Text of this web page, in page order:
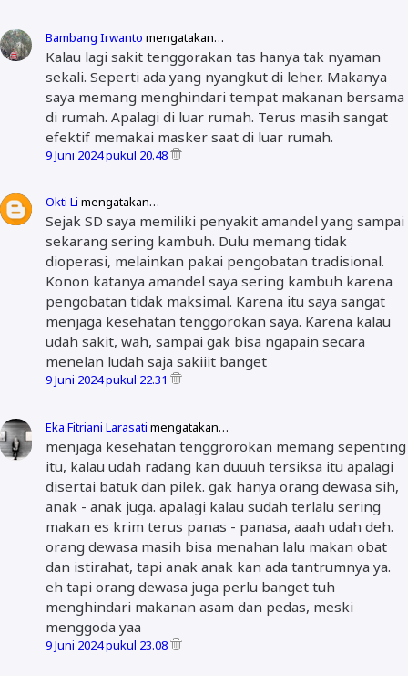
Bambang Irwanto mengatakan…
Kalau lagi sakit tenggorakan tas hanya tak nyaman
sekali. Seperti ada yang nyangkut di leher. Makanya
saya memang menghindari tempat makanan bersama
di rumah. Apalagi di luar rumah. Terus masih sangat
efektif memakai masker saat di luar rumah.
9 Juni 2024 pukul 20.48
Okti Li mengatakan…
Sejak SD saya memiliki penyakit amandel yang sampai
sekarang sering kambuh. Dulu memang tidak
dioperasi, melainkan pakai pengobatan tradisional.
Konon katanya amandel saya sering kambuh karena
pengobatan tidak maksimal. Karena itu saya sangat
menjaga kesehatan tenggorokan saya. Karena kalau
udah sakit, wah, sampai gak bisa ngapain secara
menelan ludah saja sakiiit banget
9 Juni 2024 pukul 22.31
Eka Fitriani Larasati mengatakan…
menjaga kesehatan tenggrorokan memang sepenting
itu, kalau udah radang kan duuuh tersiksa itu apalagi
disertai batuk dan pilek. gak hanya orang dewasa sih,
anak - anak juga. apalagi kalau sudah terlalu sering
makan es krim terus panas - panasa, aaah udah deh.
orang dewasa masih bisa menahan lalu makan obat
dan istirahat, tapi anak anak kan ada tantrumnya ya.
eh tapi orang dewasa juga perlu banget tuh
menghindari makanan asam dan pedas, meski
menggoda yaa
9 Juni 2024 pukul 23.08